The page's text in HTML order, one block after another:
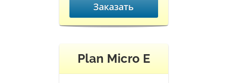
Заказать
Plan Micro E